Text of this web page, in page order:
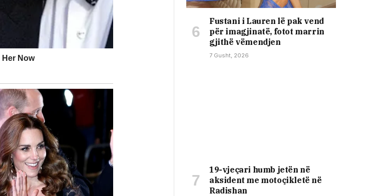
Fustani i Lauren lë pak vend
për imagjinatë, fotot marrin
gjithë vëmendjen
7 Gusht, 2026
19-vjeçari humb jetën në
aksident me motoçikletë në
Radishan